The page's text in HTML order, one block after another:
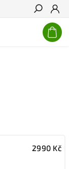
Hledat
2990 Kč